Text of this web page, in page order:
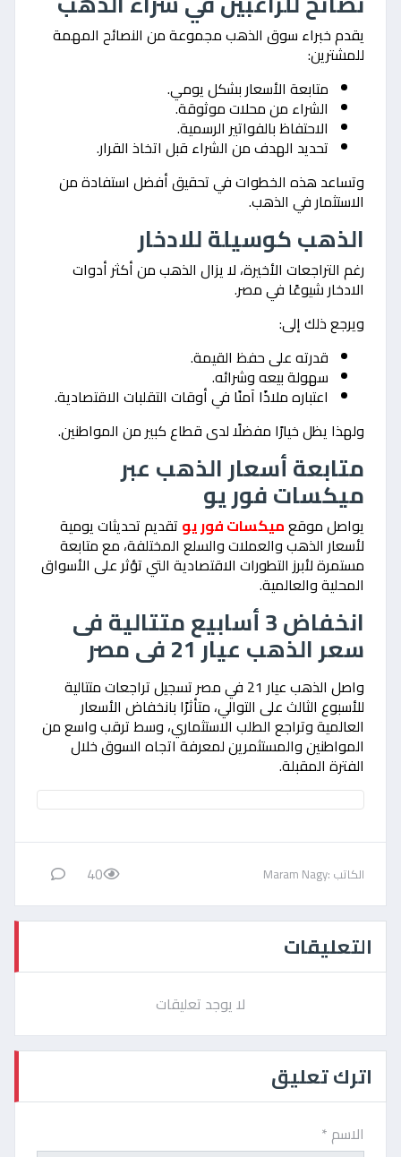
يقدم خبراء سوق الذهب مجموعة من النصائح المهمة
للمشترين:
متابعة الأسعار بشكل يومي.
الشراء من محلات موثوقة.
الاحتفاظ بالفواتير الرسمية.
تحديد الهدف من الشراء قبل اتخاذ القرار.
وتساعد هذه الخطوات في تحقيق أفضل استفادة من
الاستثمار في الذهب.
الذهب كوسيلة للادخار
رغم التراجعات الأخيرة، لا يزال الذهب من أكثر أدوات
الادخار شيوعًا في مصر.
ويرجع ذلك إلى:
قدرته على حفظ القيمة.
سهولة بيعه وشرائه.
اعتباره ملاذًا آمنًا في أوقات التقلبات الاقتصادية.
ولهذا يظل خيارًا مفضلًا لدى قطاع كبير من المواطنين.
متابعة أسعار الذهب عبر
ميكسات فور يو
يواصل موقعميكسات فور يو تقديم تحديثات يومية
لأسعار الذهب والعملات والسلع المختلفة، مع متابعة
مستمرة لأبرز التطورات الاقتصادية التي تؤثر على الأسواق
المحلية والعالمية.
انخفاض 3 أسابيع متتالية فى
سعر الذهب عيار 21 فى مصر
واصل الذهب عيار 21 في مصر تسجيل تراجعات متتالية
للأسبوع الثالث على التوالي، متأثرًا بانخفاض الأسعار
العالمية وتراجع الطلب الاستثماري، وسط ترقب واسع من
المواطنين والمستثمرين لمعرفة اتجاه السوق خلال
الفترة المقبلة.
الكاتب :Maram Nagy 40
التعليقات
لا يوجد تعليقات
اترك تعليق
الاسم *